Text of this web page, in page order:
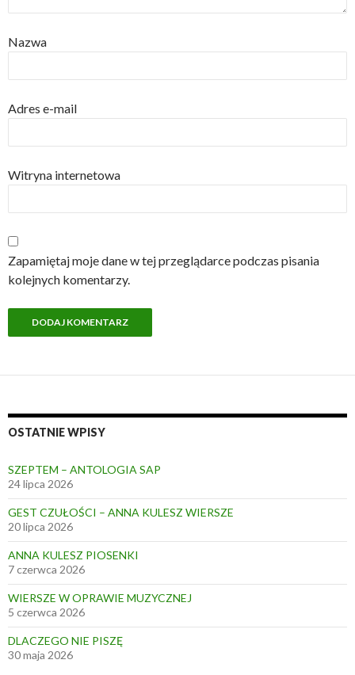
Nazwa
Adres e-mail
Witryna internetowa
Zapamiętaj moje dane w tej przeglądarce podczas pisania
kolejnych komentarzy.
OSTATNIE WPISY
SZEPTEM – ANTOLOGIA SAP
24 lipca 2026
GEST CZUŁOŚCI – ANNA KULESZ WIERSZE
20 lipca 2026
ANNA KULESZ PIOSENKI
7 czerwca 2026
WIERSZE W OPRAWIE MUZYCZNEJ
5 czerwca 2026
DLACZEGO NIE PISZĘ
30 maja 2026